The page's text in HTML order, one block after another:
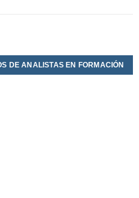
DE ANALISTAS EN FORMACIÓN